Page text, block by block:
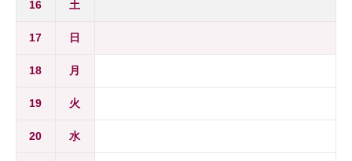
16 土
17 日
18 月
19 火
20 水